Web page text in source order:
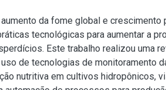
da fome global e crescimento
tecnológicas para aumentar a
Este trabalho realizou uma
de tecnologias de monitoramento
nutritiva em cultivos hidropônicos,